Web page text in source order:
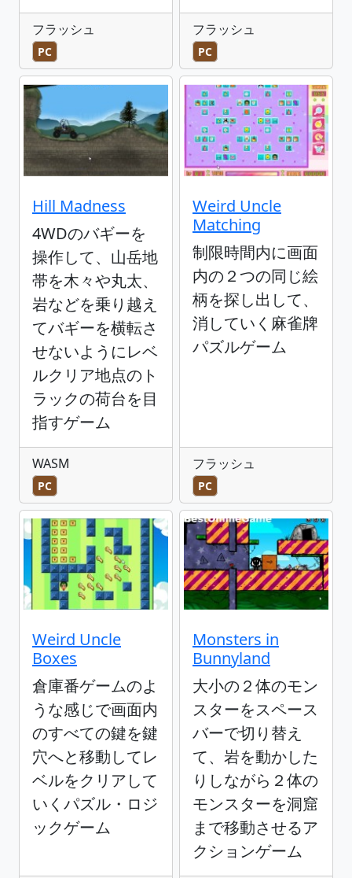
フラッシュ
PC
フラッシュ
PC
Hill Madness
4WDのバギーを
操作して、山岳地
帯を木々や丸太、
岩などを乗り越え
てバギーを横転さ
せないようにレベ
ルクリア地点のト
ラックの荷台を目
指すゲーム
WASM
PC
Weird Uncle
Matching
制限時間内に画面
内の２つの同じ絵
柄を探し出して、
消していく麻雀牌
パズルゲーム
フラッシュ
PC
Weird Uncle
Boxes
倉庫番ゲームのよ
うな感じで画面内
のすべての鍵を鍵
穴へと移動してレ
ベルをクリアして
いくパズル・ロジ
ックゲーム
Monsters in
Bunnyland
大小の２体のモン
スターをスペース
バーで切り替え
て、岩を動かした
りしながら２体の
モンスターを洞窟
まで移動させるア
クションゲーム